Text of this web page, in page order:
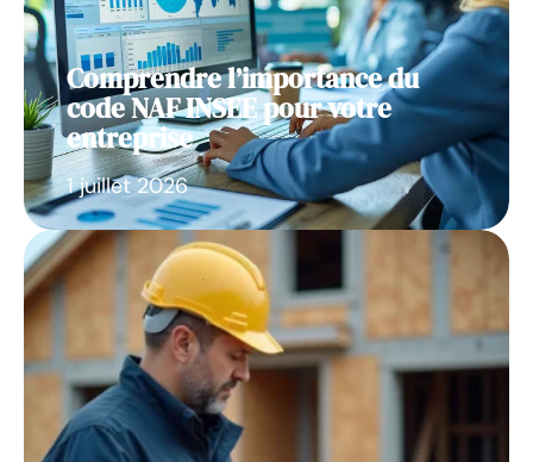
Comprendre l’importance du
code NAF INSEE pour votre
entreprise
1 juillet 2026